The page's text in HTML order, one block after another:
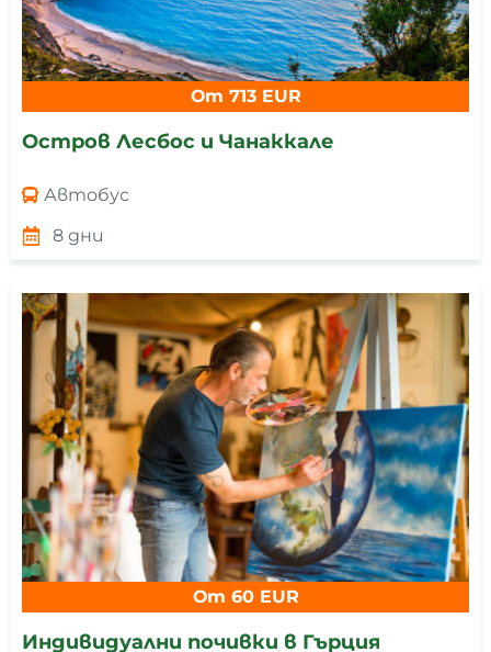
От 713 EUR
Остров Лесбос и Чанаккале
Автобус
8 дни
От 60 EUR
Индивидуални почивки в Гърция